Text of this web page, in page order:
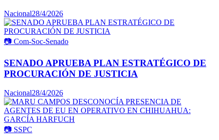
Nacional28/4/2026
📷 Com-Soc-Senado
SENADO APRUEBA PLAN ESTRATÉGICO DE
PROCURACIÓN DE JUSTICIA
Nacional28/4/2026
📷 SSPC